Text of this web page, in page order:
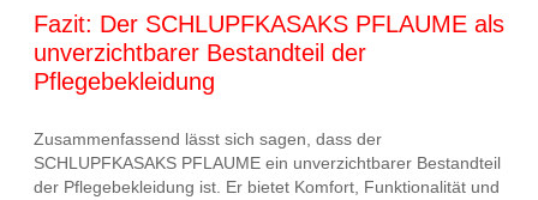
Fazit: Der SCHLUPFKASAKS PFLAUME als
unverzichtbarer Bestandteil der
Pflegebekleidung
Zusammenfassend lässt sich sagen, dass der
SCHLUPFKASAKS PFLAUME ein unverzichtbarer Bestandteil
der Pflegebekleidung ist. Er bietet Komfort, Funktionalität und